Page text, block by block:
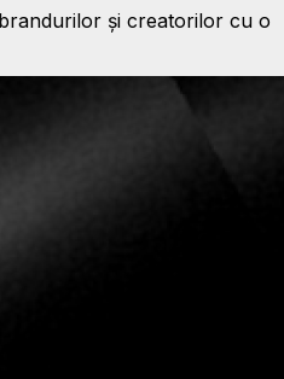
și creatorilor cu o